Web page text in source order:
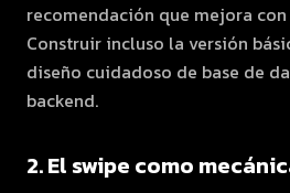
recomendación que mejora
Construir incluso la versión
diseño cuidadoso de base de
backend.
2. El swipe como